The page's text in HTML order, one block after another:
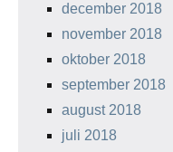
december 2018
november 2018
oktober 2018
september 2018
august 2018
juli 2018